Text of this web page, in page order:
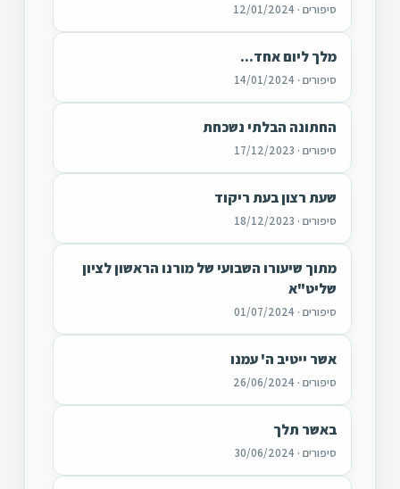
סיפורים · 12/01/2024
מלך ליום אחד...
סיפורים · 14/01/2024
החתונה הבלתי נשכחת
סיפורים · 17/12/2023
שעת רצון בעת ריקוד
סיפורים · 18/12/2023
מתוך שיעורו השבועי של מורנו הראשון לציון
שליט"א
סיפורים · 01/07/2024
אשר ייטיב ה' עמנו
סיפורים · 26/06/2024
באשר תלך
סיפורים · 30/06/2024